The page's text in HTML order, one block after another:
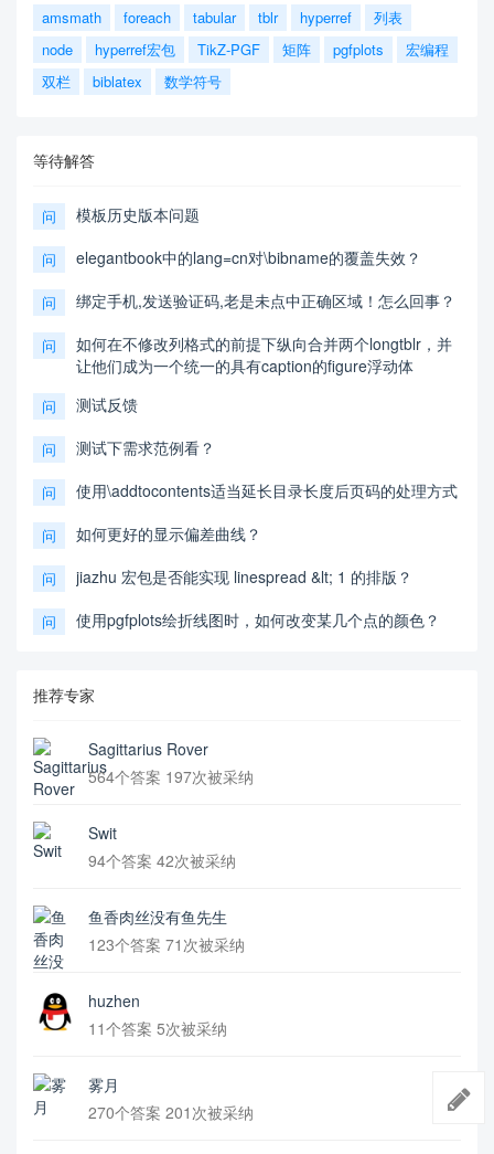
amsmath
foreach tabular tblr hyperref
列表
node
hyperref宏包 TikZ-PGF 矩阵 pgfplots
宏编程
双栏
biblatex 数学符号
等待解答
问 模板历史版本问题
问 elegantbook中的lang=cn对\bibname的覆盖失效？
问 绑定手机,发送验证码,老是未点中正确区域！怎么回事？
问
如何在不修改列格式的前提下纵向合并两个longtblr，并
让他们成为一个统一的具有caption的figure浮动体
问 测试反馈
问 测试下需求范例看？
问 使用\addtocontents适当延长目录长度后页码的处理方式
问 如何更好的显示偏差曲线？
问 jiazhu 宏包是否能实现 linespread &lt; 1 的排版？
问 使用pgfplots绘折线图时，如何改变某几个点的颜色？
推荐专家
Sagittarius Rover
564个答案 197次被采纳
Swit
94个答案 42次被采纳
鱼香肉丝没有鱼先生
123个答案 71次被采纳
huzhen
11个答案 5次被采纳
雾月
270个答案 201次被采纳